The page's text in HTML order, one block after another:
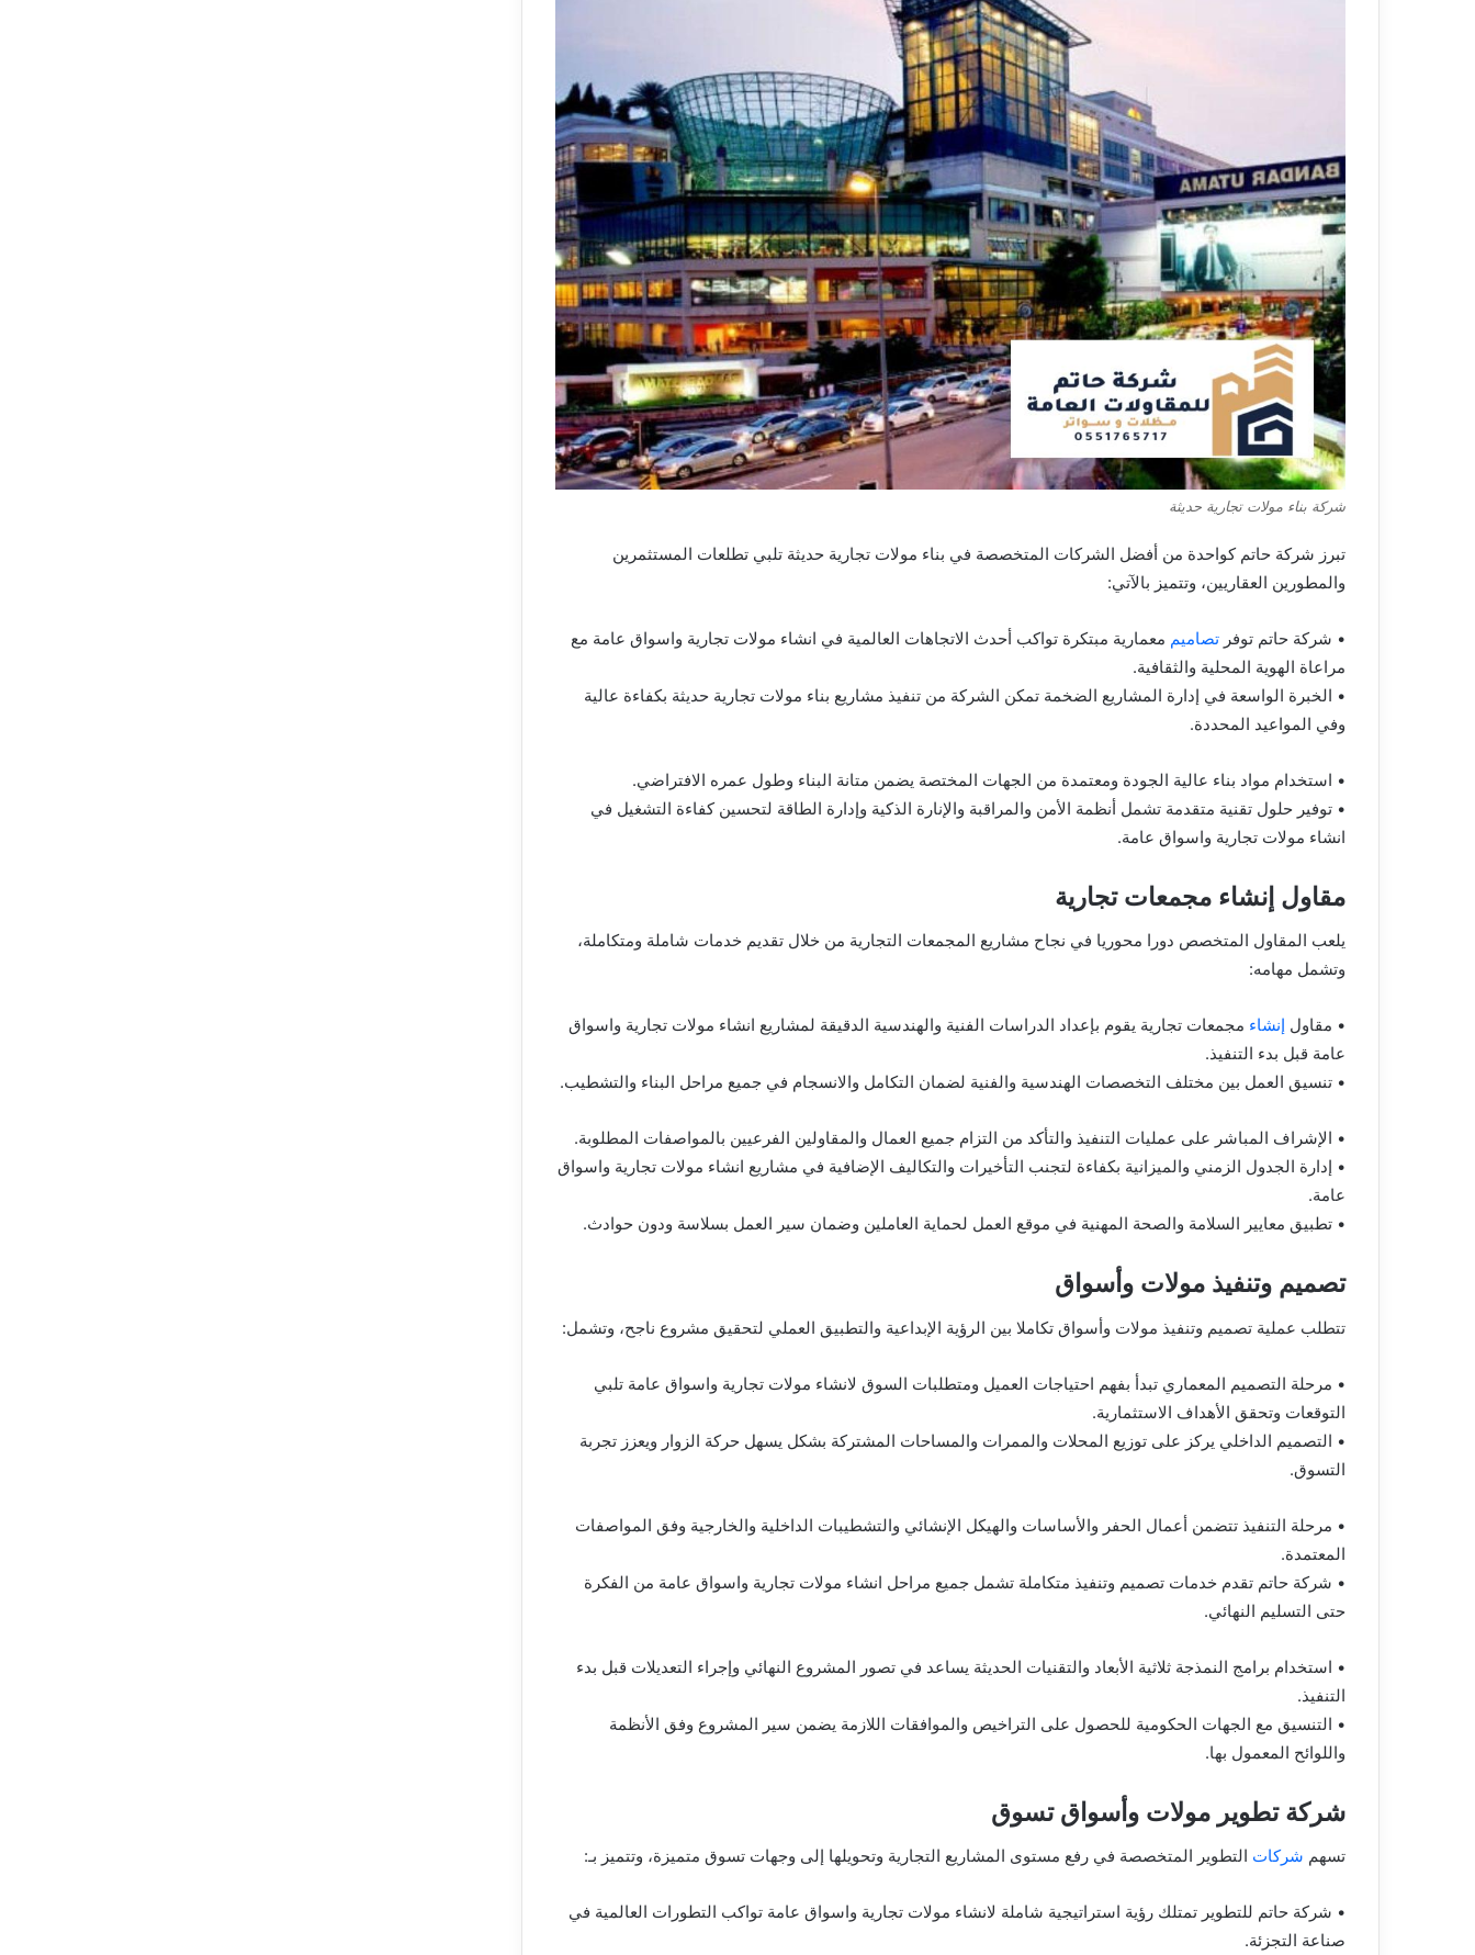
شركة بناء مولات تجارية حديثة
تبرز شركة حاتم كواحدة من أفضل الشركات المتخصصة في بناء مولات تجارية حديثة تلبي تطلعات المستثمرين
والمطورين العقاريين، وتتميز بالآتي:
• شركة حاتم توفر تصاميم معمارية مبتكرة تواكب أحدث الاتجاهات العالمية في انشاء مولات تجارية واسواق عامة مع
مراعاة الهوية المحلية والثقافية.
• الخبرة الواسعة في إدارة المشاريع الضخمة تمكن الشركة من تنفيذ مشاريع بناء مولات تجارية حديثة بكفاءة عالية
وفي المواعيد المحددة.
• استخدام مواد بناء عالية الجودة ومعتمدة من الجهات المختصة يضمن متانة البناء وطول عمره الافتراضي.
• توفير حلول تقنية متقدمة تشمل أنظمة الأمن والمراقبة والإنارة الذكية وإدارة الطاقة لتحسين كفاءة التشغيل في
انشاء مولات تجارية واسواق عامة.
مقاول إنشاء مجمعات تجارية
يلعب المقاول المتخصص دورا محوريا في نجاح مشاريع المجمعات التجارية من خلال تقديم خدمات شاملة ومتكاملة،
وتشمل مهامه:
• مقاول إنشاء مجمعات تجارية يقوم بإعداد الدراسات الفنية والهندسية الدقيقة لمشاريع انشاء مولات تجارية واسواق
عامة قبل بدء التنفيذ.
• تنسيق العمل بين مختلف التخصصات الهندسية والفنية لضمان التكامل والانسجام في جميع مراحل البناء والتشطيب.
• الإشراف المباشر على عمليات التنفيذ والتأكد من التزام جميع العمال والمقاولين الفرعيين بالمواصفات المطلوبة.
• إدارة الجدول الزمني والميزانية بكفاءة لتجنب التأخيرات والتكاليف الإضافية في مشاريع انشاء مولات تجارية واسواق
عامة.
• تطبيق معايير السلامة والصحة المهنية في موقع العمل لحماية العاملين وضمان سير العمل بسلاسة ودون حوادث.
تصميم وتنفيذ مولات وأسواق
تتطلب عملية تصميم وتنفيذ مولات وأسواق تكاملا بين الرؤية الإبداعية والتطبيق العملي لتحقيق مشروع ناجح، وتشمل:
• مرحلة التصميم المعماري تبدأ بفهم احتياجات العميل ومتطلبات السوق لانشاء مولات تجارية واسواق عامة تلبي
التوقعات وتحقق الأهداف الاستثمارية.
• التصميم الداخلي يركز على توزيع المحلات والممرات والمساحات المشتركة بشكل يسهل حركة الزوار ويعزز تجربة
التسوق.
• مرحلة التنفيذ تتضمن أعمال الحفر والأساسات والهيكل الإنشائي والتشطيبات الداخلية والخارجية وفق المواصفات
المعتمدة.
• شركة حاتم تقدم خدمات تصميم وتنفيذ متكاملة تشمل جميع مراحل انشاء مولات تجارية واسواق عامة من الفكرة
حتى التسليم النهائي.
• استخدام برامج النمذجة ثلاثية الأبعاد والتقنيات الحديثة يساعد في تصور المشروع النهائي وإجراء التعديلات قبل بدء
التنفيذ.
• التنسيق مع الجهات الحكومية للحصول على التراخيص والموافقات اللازمة يضمن سير المشروع وفق الأنظمة
واللوائح المعمول بها.
شركة تطوير مولات وأسواق تسوق
تسهم شركات التطوير المتخصصة في رفع مستوى المشاريع التجارية وتحويلها إلى وجهات تسوق متميزة، وتتميز بـ:
• شركة حاتم للتطوير تمتلك رؤية استراتيجية شاملة لانشاء مولات تجارية واسواق عامة تواكب التطورات العالمية في
صناعة التجزئة.